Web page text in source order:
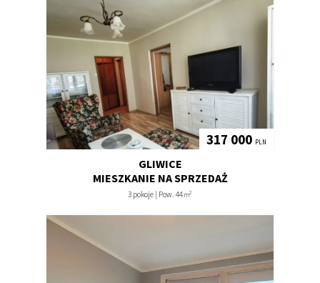
317 000 PLN
GLIWICE
MIESZKANIE NA SPRZEDAŻ
3 pokoje | Pow. 44m2